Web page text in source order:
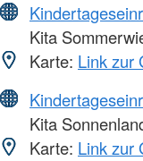
Kita
Karte: Link zur
Kita
Karte: Link zur